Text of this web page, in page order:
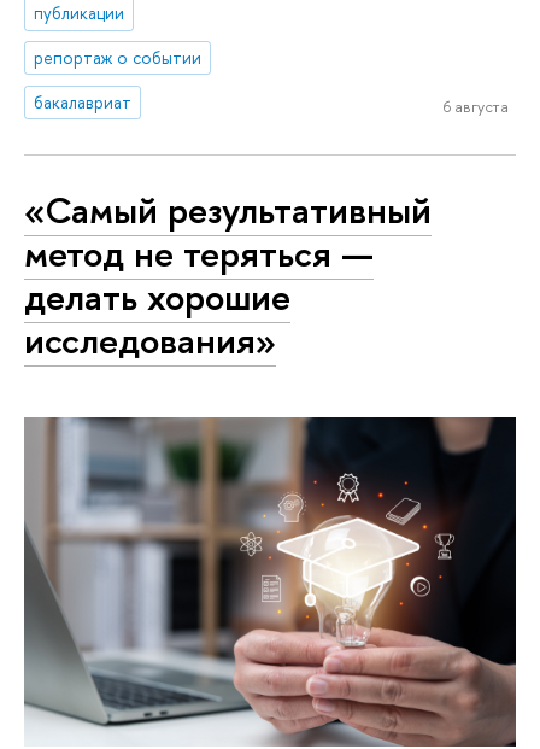
публикации
репортаж о событии
бакалавриат
6 августа
«Самый результативный
метод не теряться —
делать хорошие
исследования»